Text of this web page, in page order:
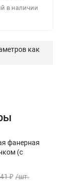
в наличии
как
фанерная
(с
₽ /шт.